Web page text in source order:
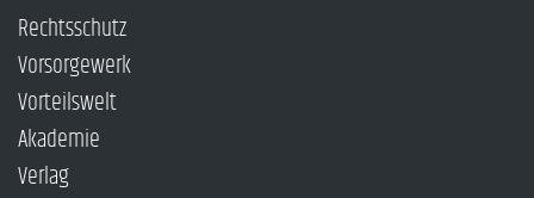
Rechtsschutz
Vorsorgewerk
Vorteilswelt
Akademie
Verlag